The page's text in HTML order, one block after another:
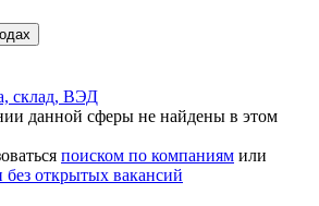
склад, ВЭД
данной сферы не найдены в этом
поиском по компаниям или
без открытых вакансий